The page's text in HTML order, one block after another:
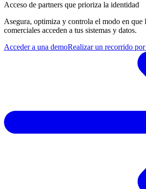
Acceso de partners que prioriza la identidad
Asegura, optimiza y controla el modo en que
comerciales acceden a tus sistemas y datos.
Acceder a una demoRealizar un recorrido